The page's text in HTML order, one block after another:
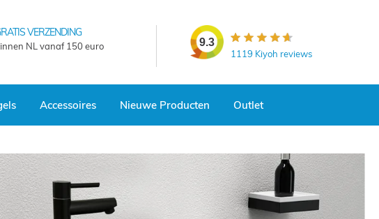
VERZENDING
NL vanaf 150 euro 9.3
1119 Kiyoh reviews
Accessoires Nieuwe Producten Outlet
BEKIJK NU